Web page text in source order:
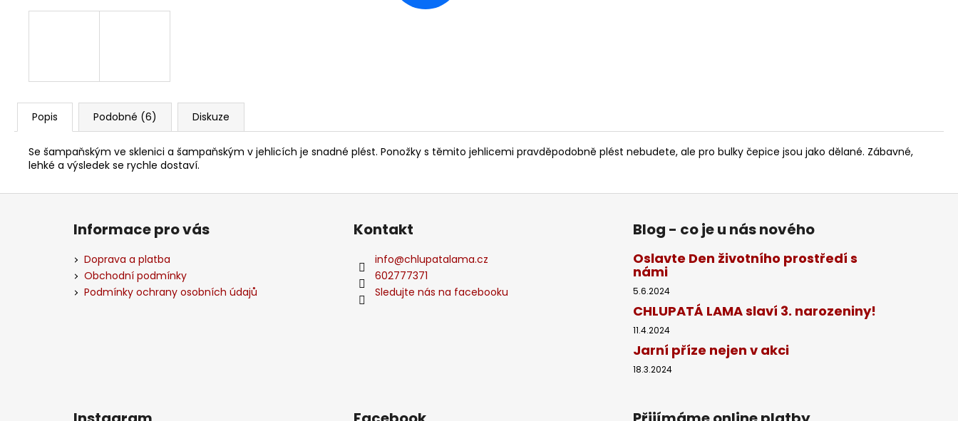
Popis Podobné (6) Diskuze
Se šampaňským ve sklenici a šampaňským v jehlicích je snadné plést. Ponožky s těmito jehlicemi pravděpodobně plést nebudete, ale pro bulky čepice jsou jako dělané. Zábavné,
lehké a výsledek se rychle dostaví.
Z
Informace pro vás
Doprava a platba
Obchodní podmínky
Podmínky ochrany osobních údajů
Kontakt
info@chlupatalama.cz
602777371
Sledujte nás na facebooku
Blog - co je u nás nového
Oslavte Den životního prostředí s
námi
5.6.2024
CHLUPATÁ LAMA slaví 3. narozeniny!
11.4.2024
Jarní příze nejen v akci
18.3.2024